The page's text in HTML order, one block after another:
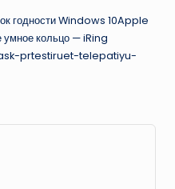
годности Windows 10Apple
умное кольцо — iRing
prtestiruet-telepatiyu-